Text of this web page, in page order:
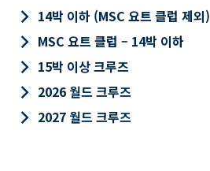
keyboard_arrow_right 14박 이하 (MSC 요트 클럽 제외)
keyboard_arrow_right MSC 요트 클럽 – 14박 이하
keyboard_arrow_right 15박 이상 크루즈
keyboard_arrow_right 2026 월드 크루즈
keyboard_arrow_right 2027 월드 크루즈